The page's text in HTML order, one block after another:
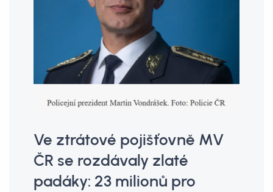
Ve ztrátové pojišťovně MV
ČR se rozdávaly zlaté
padáky: 23 milionů pro